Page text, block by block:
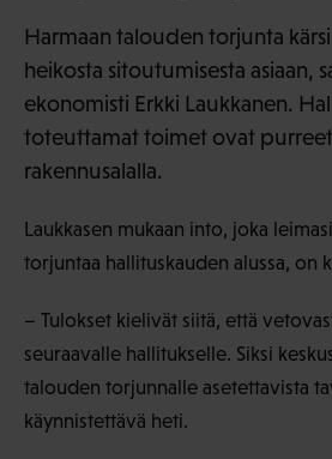
Harmaan talouden torjunta
heikosta sitoutumisesta asiaan,
ekonomisti Erkki Laukkanen.
toteuttamat toimet ovat
rakennusalalla.
Laukkasen mukaan into, joka
torjuntaa hallituskauden alussa, on
– Tulokset kielivät siitä, että
seuraavalle hallitukselle. Siksi
talouden torjunnalle asetettavista
käynnistettävä heti.